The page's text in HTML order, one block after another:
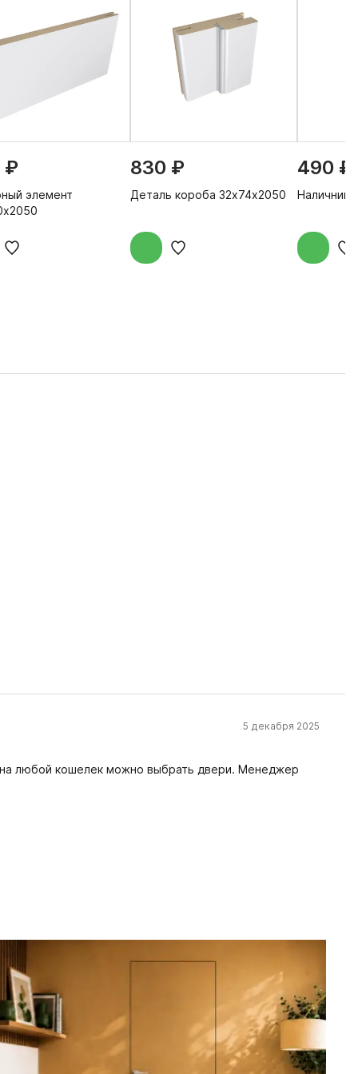
5 декабря 2025
любой кошелек можно выбрать двери. Менеджер
₽
элемент
830 ₽
Деталь короба 32х74х2050
490 ₽
Наличник